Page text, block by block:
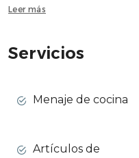
alojando hasta 6
La casa incluye 2
terrazas, proporcionando
tienen acceso a una
refrescante alternativa al
comidas al aire libre.
Leer más
Servicios
Menaje de cocina
Artículos de